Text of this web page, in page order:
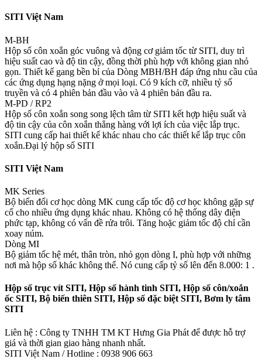
SITI Việt Nam
M-BH
Hộp số côn xoắn góc vuông và động cơ giảm tốc từ SITI, duy trì
hiệu suất cao và độ tin cậy, đồng thời phù hợp với không gian nhỏ
gọn. Thiết kế gang bền bỉ của Dòng MBH/BH đáp ứng nhu cầu của
các ứng dụng hạng nặng ở mọi loại. Có 9 kích cỡ, nhiều tỷ số
truyền và có 4 phiên bản đầu vào và 4 phiên bản đầu ra.
M-PD / RP2
Hộp số côn xoắn song song lệch tâm từ SITI kết hợp hiệu suất và
độ tin cậy của côn xoắn thẳng hàng với lợi ích của việc lắp trục.
SITI cung cấp hai thiết kế khác nhau cho các thiết kế lắp trục côn
xoắn.Đại lý hộp số SITI
SITI Việt Nam
MK Series
Bộ biến đổi cơ học dòng MK cung cấp tốc độ cơ học không gặp sự
cố cho nhiều ứng dụng khác nhau. Không có hệ thống dây điện
phức tạp, không có vấn đề rửa trôi. Tăng hoặc giảm tốc độ chỉ cần
xoay núm.
Dòng MI
Bộ giảm tốc hệ mét, thân tròn, nhỏ gọn dòng I, phù hợp với những
nơi mà hộp số khác không thể. Nó cung cấp tỷ số lên đến 8.000: 1 .
Hộp số trục vít SITI, Hộp số hành tinh SITI, Hộp số côn/xoắn
ốc SITI, Bộ biến thiên SITI, Hộp số đặc biệt SITI, Bơm ly tâm
SITI
Liên hệ : Công ty TNHH TM KT Hưng Gia Phát để được hỗ trợ
giá và thời gian giao hàng nhanh nhất.
SITI Việt Nam / Hotline : 0938 906 663